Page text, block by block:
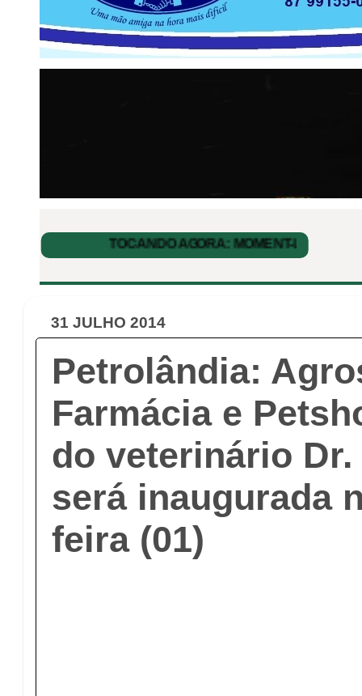
31 JULHO 2014
Petrolândia:
Farmácia e
do veterinário Dr.
será inaugurada
feira (01)